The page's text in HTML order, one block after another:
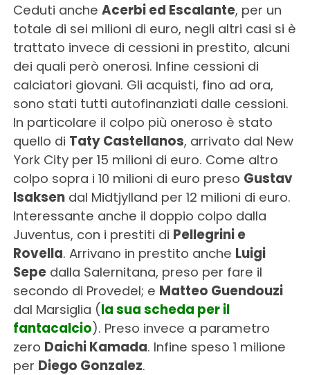
Ceduti anche Acerbi ed Escalante, per un
totale di sei milioni di euro, negli altri casi si è
trattato invece di cessioni in prestito, alcuni
dei quali però onerosi. Infine cessioni di
calciatori giovani. Gli acquisti, fino ad ora,
sono stati tutti autofinanziati dalle cessioni.
In particolare il colpo più oneroso è stato
quello di Taty Castellanos, arrivato dal New
York City per 15 milioni di euro. Come altro
colpo sopra i 10 milioni di euro preso Gustav
Isaksendal Midtjylland per 12 milioni di euro.
Interessante anche il doppio colpo dalla
Juventus, con i prestiti di Pellegrini e
Rovella. Arrivano in prestito anche Luigi
Sepedalla Salernitana, preso per fare il
secondo di Provedel; e Matteo Guendouzi
dal Marsiglia (la sua scheda per il
fantacalcio). Preso invece a parametro
zero Daichi Kamada. Infine speso 1 milione
per Diego Gonzalez.